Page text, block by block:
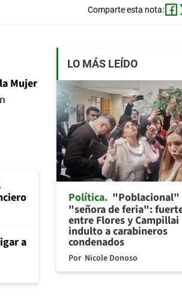
Comparte esta nota:
Mujer
a
LO MÁS LEÍDO
Política "Poblacional"
"señora de feria":
entre Flores y
indulto a carabineros
condenados
Por Nicole Donoso